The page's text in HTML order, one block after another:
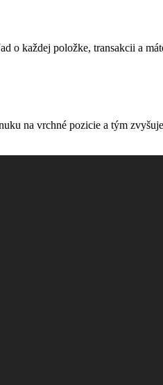
o každej položke, transakcii a
na vrchné pozicie a tým